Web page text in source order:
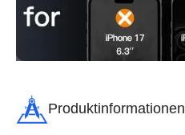
Produktinformationen